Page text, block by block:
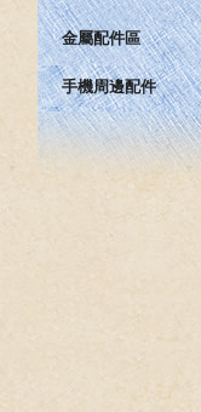
金屬配件區
手機周邊配件